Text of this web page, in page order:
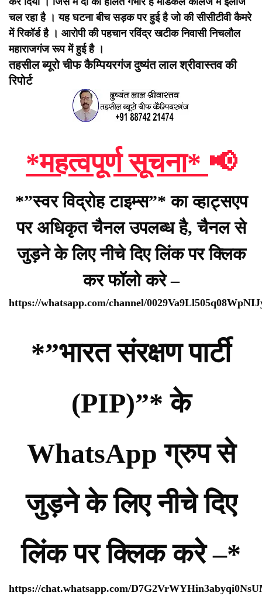
चल रहा है ।यह घटना बीच सड़क पर हुई है जो की सीसीटीवी कैमरे
में रिकॉर्ड है । आरोपी की पहचान रविंद्र खटीक निवासी निचलौल
महाराजगंज रूप में हुई है ।
तहसील ब्यूरो चीफ कैम्पियरगंज दुष्यंत लाल श्रीवास्तव की
रिपोर्ट
*महत्वपूर्ण सूचना* 📢
*”स्वर विद्रोह टाइम्स”* का व्हाट्सएप
पर अधिकृत चैनल उपलब्ध है, चैनल से
जुड़ने के लिए नीचे दिए लिंक पर क्लिक
कर फॉलो करे –
https://whatsapp.com/channel/
*”भारत संरक्षण पार्टी
(PIP)”* के
WhatsApp ग्रुप से
जुड़ने के लिए नीचे दिए
लिंक पर क्लिक करे –*
https://chat.whatsapp.com/